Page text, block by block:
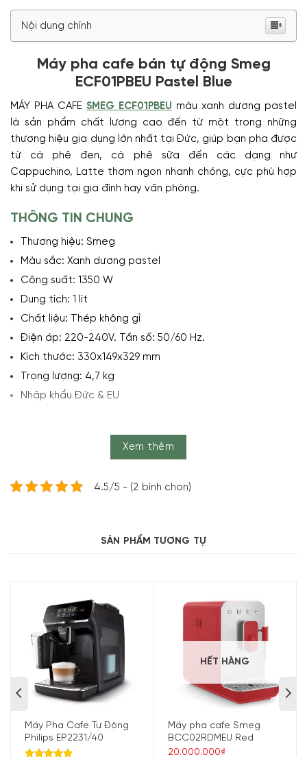
Nội dung chính
Máy pha cafe bán tự động Smeg
ECF01PBEU Pastel Blue
MÁY PHA CAFE SMEG ECF01PBEU màu xanh dương pastel
là sản phẩm chất lượng cao đến từ một trong những
thương hiệu gia dụng lớn nhất tại Đức, giúp bạn pha được
từ cà phê đen, cà phê sữa đến các dạng như
Cappuchino, Latte thơm ngon nhanh chóng, cực phù hợp
khi sử dụng tại gia đình hay văn phòng.
THÔNG TIN CHUNG
Thương hiệu: Smeg
Màu sắc: Xanh dương pastel
Công suất: 1350 W
Dung tích: 1 lít
Chất liệu: Thép không gỉ
Điện áp: 220-240V. Tần số: 50/60 Hz.
Kích thước: 330x149x329 mm
Trọng lượng: 4,7 kg
Nhập khẩu Đức & EU
MÁY PHA CAFE SMEG ECF01PBEU màu xanh dương pastel siêu
đa năng, giúp bạn có những tách cafe hoàn hảo nhất
Xem thêm
4.5/5 - (2 bình chọn)
SẢN PHẨM TƯƠNG TỰ
Máy Pha Cafe Tự Động
Philips EP2231/40
HẾT HÀNG
Máy pha cafe Smeg
BCC02RDMEU Red
20.000.000₫